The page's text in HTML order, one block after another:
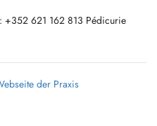
+352 621 162 813 Pédicurie
Web
vos besoins de santé :
der Praxis